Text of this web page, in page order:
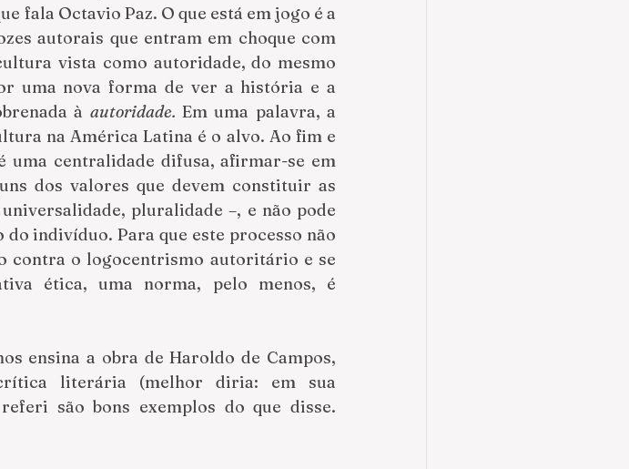
fala Octavio Paz. O que está em jogo é a
autorais que entram em choque com
vista como autoridade, do mesmo
uma nova forma de ver a história e a
à autoridade.
na América Latina é o alvo. Ao fim e
uma centralidade difusa, afirmar-se em
dos valores que devem constituir as
pluralidade –, e não pode
indivíduo. Para que este processo não
contra o logocentrismo autoritário e se
ética, uma norma, pelo menos, é
ensina a obra de Haroldo de Campos,
literária (melhor diria: em sua
são bons exemplos do que disse.